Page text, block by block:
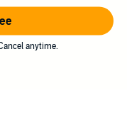
para que puedan
muerte es el despertar
anytime.